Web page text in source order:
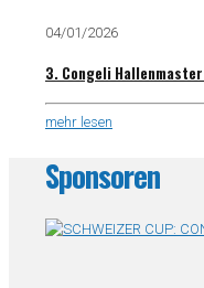
04/01/2026
3. Congeli
mehr lesen
Sponsoren